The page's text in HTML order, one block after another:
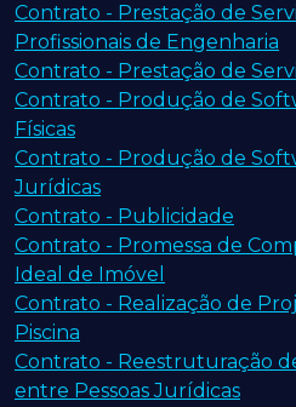
Contrato - Prestação de
Profissionais de Engenharia
Contrato - Prestação de
Contrato - Produção de
Físicas
Contrato - Produção de
Jurídicas
Contrato - Publicidade
Contrato - Promessa de
Ideal de Imóvel
Contrato - Realização de
Piscina
Contrato - Reestruturação
entre Pessoas Jurídicas